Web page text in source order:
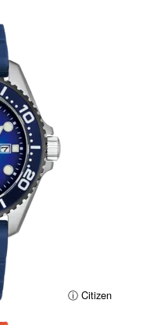
ⓘ Citizen